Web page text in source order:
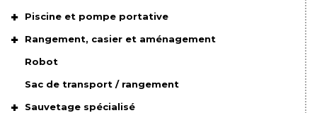
Piscine et pompe portative
Rangement, casier et aménagement
Robot
Sac de transport / rangement
Sauvetage spécialisé